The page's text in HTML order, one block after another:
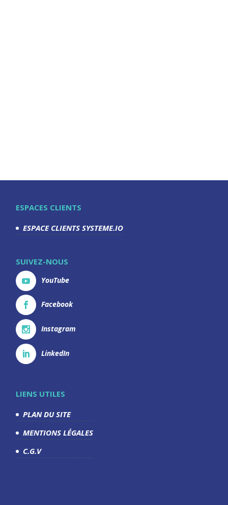
ESPACES CLIENTS
ESPACE CLIENTS SYSTEME.IO
SUIVEZ-NOUS
YouTube
Facebook
Instagram
LinkedIn
LIENS UTILES
PLAN DU SITE
MENTIONS LÉGALES
C.G.V